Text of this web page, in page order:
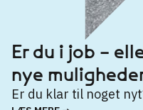
Er du i job –
nye
Er du klar til noget